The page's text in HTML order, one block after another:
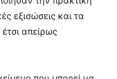
εξισώσεις και τα
απείρως